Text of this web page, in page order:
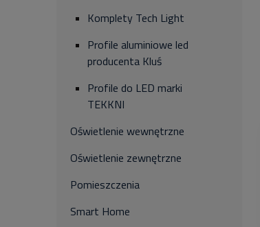
Komplety Tech Light
Profile aluminiowe led
producenta Kluś
Profile do LED marki
TEKKNI
Oświetlenie wewnętrzne
Oświetlenie zewnętrzne
Pomieszczenia
Smart Home